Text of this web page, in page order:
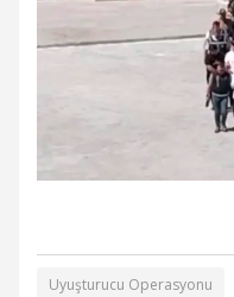
Uyuşturucu Operasyonu